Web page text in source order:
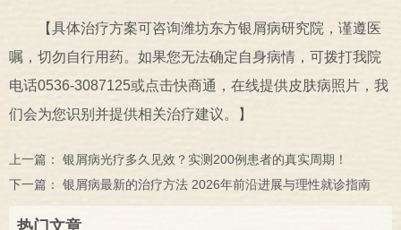
【具体治疗方案可咨询潍坊东方银屑病研究院，谨遵医
嘱，切勿自行用药。如果您无法确定自身病情，可拨打我院
电话0536-3087125或点击快商通，在线提供皮肤病照片，我
们会为您识别并提供相关治疗建议。】
上一篇： 银屑病光疗多久见效？实测200例患者的真实周期！
下一篇： 银屑病最新的治疗方法 2026年前沿进展与理性就诊指南